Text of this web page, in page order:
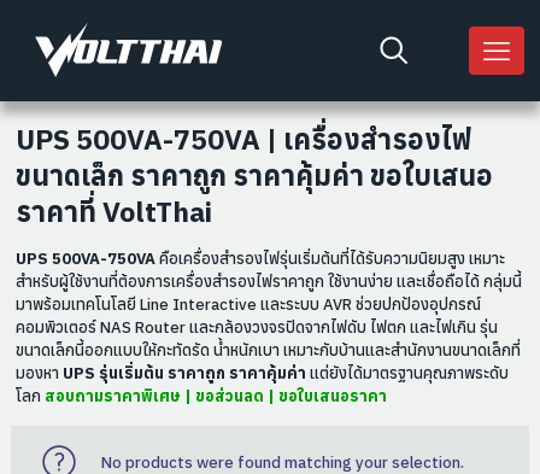
UPS 500VA-750VA | เครื่องสำรองไฟ
ขนาดเล็ก ราคาถูก ราคาคุ้มค่า ขอใบเสนอ
ราคาที่ VoltThai
UPS 500VA-750VAคือเครื่องสำรองไฟรุ่นเริ่มต้นที่ได้รับความนิยมสูง เหมาะ
สำหรับผู้ใช้งานที่ต้องการเครื่องสำรองไฟราคาถูก ใช้งานง่าย และเชื่อถือได้ กลุ่มนี้
มาพร้อมเทคโนโลยี Line Interactive และระบบ AVR ช่วยปกป้องอุปกรณ์
คอมพิวเตอร์ NAS Router และกล้องวงจรปิดจากไฟดับ ไฟตก และไฟเกิน รุ่น
ขนาดเล็กนี้ออกแบบให้กะทัดรัด น้ำหนักเบา เหมาะกับบ้านและสำนักงานขนาดเล็กที่
มองหา UPS รุ่นเริ่มต้น ราคาถูก ราคาคุ้มค่า แต่ยังได้มาตรฐานคุณภาพระดับ
โลก สอบถามราคาพิเศษ | ขอส่วนลด | ขอใบเสนอราคา
No products were found matching your selection.